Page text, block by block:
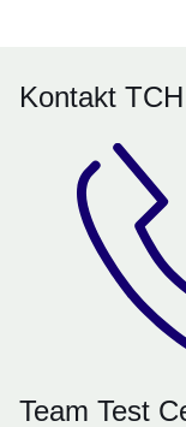
Kontakt TCH
Team Test